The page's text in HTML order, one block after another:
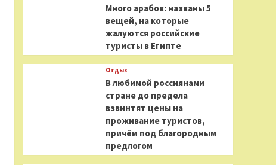
Много арабов: названы 5
вещей, на которые
жалуются российские
туристы в Египте
Отдых
В любимой россиянами
стране до предела
взвинтят цены на
проживание туристов,
причём под благородным
предлогом